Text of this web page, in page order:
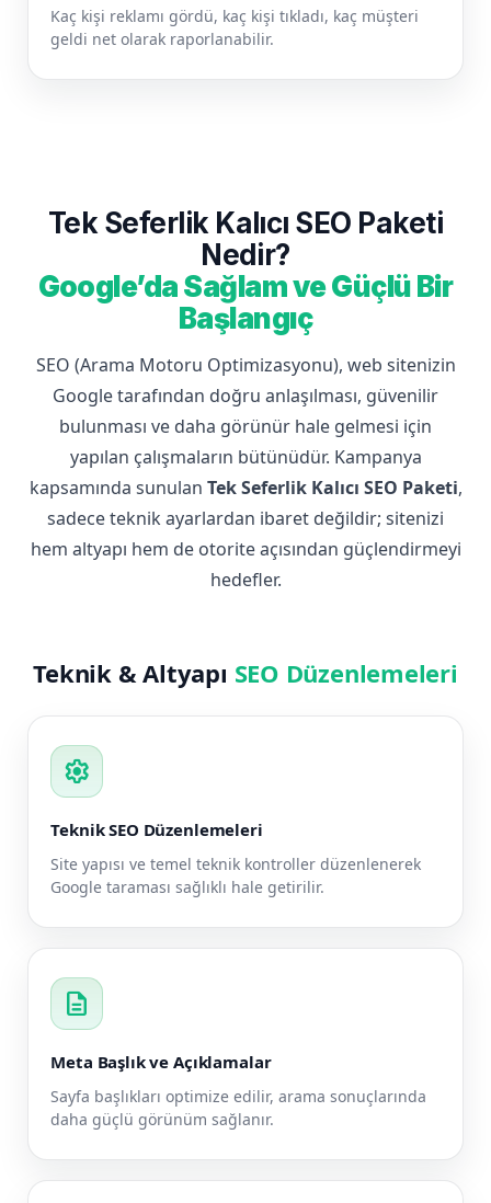
Kaç kişi reklamı gördü, kaç kişi tıkladı, kaç müşteri
geldi net olarak raporlanabilir.
Tek Seferlik Kalıcı SEO Paketi
Nedir?
Google’da Sağlam ve Güçlü Bir
Başlangıç
SEO (Arama Motoru Optimizasyonu), web sitenizin
Google tarafından doğru anlaşılması, güvenilir
bulunması ve daha görünür hale gelmesi için
yapılan çalışmaların bütünüdür. Kampanya
kapsamında sunulan Tek Seferlik Kalıcı SEO Paketi,
sadece teknik ayarlardan ibaret değildir; sitenizi
hem altyapı hem de otorite açısından güçlendirmeyi
hedefler.
Teknik & Altyapı SEO Düzenlemeleri
settings
Teknik SEO Düzenlemeleri
Site yapısı ve temel teknik kontroller düzenlenerek
Google taraması sağlıklı hale getirilir.
description
Meta Başlık ve Açıklamalar
Sayfa başlıkları optimize edilir, arama sonuçlarında
daha güçlü görünüm sağlanır.